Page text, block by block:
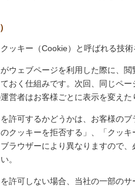
ッキー（Cookie）と呼ばれる技術
ウェブページを利用した際に、
おく仕組みです。次回、同じペ
営者はお客様ごとに表示を変えた
許可するかどうかは、お客様の
クッキーを拒否する」、「クッ
ラウザーにより異なりますので
。
許可しない場合、当社の一部の